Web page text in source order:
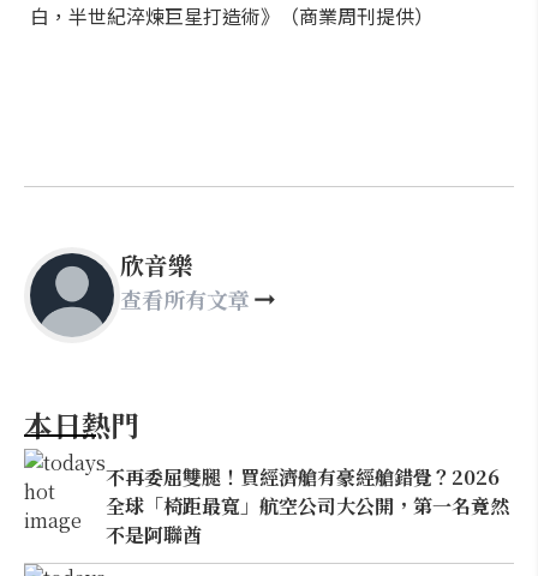
白，半世紀淬煉巨星打造術》（商業周刊提供）
欣音樂
查看所有文章
本日熱門
不再委屈雙腿！買經濟艙有豪經艙錯覺？2026
全球「椅距最寬」航空公司大公開，第一名竟然
不是阿聯酋